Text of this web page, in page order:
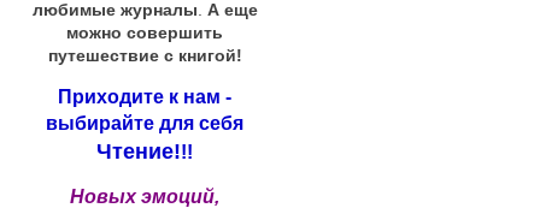
любимые журналы А еще
можно совершить
путешествие с книгой!
Приходите к нам -
выбирайте для себя
Чтение!!!
Новых эмоций,